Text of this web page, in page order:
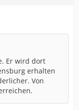
Er wird dort
erhalten
Von